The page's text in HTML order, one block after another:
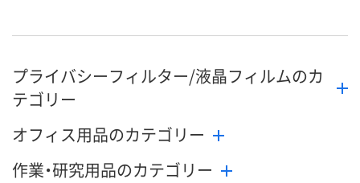
プライバシーフィルター/液晶フィルムのカ
テゴリー
オフィス用品のカテゴリー
作業・研究用品のカテゴリー